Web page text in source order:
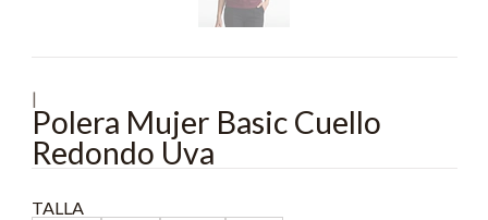
|
Polera Mujer Basic Cuello
Redondo Uva
TALLA